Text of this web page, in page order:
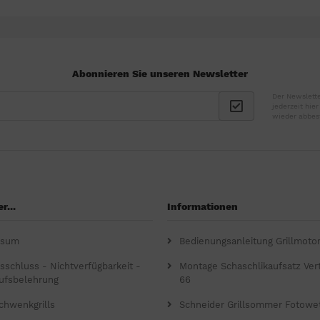
Abonnieren Sie unseren Newsletter
Der
jederzeit
wieder
- Nichtverfügbarkeit -
Informationen
Bedienungsanleitung Grillmotor
Montage Schaschlikaufsatz
66
Schneider Grillsommer